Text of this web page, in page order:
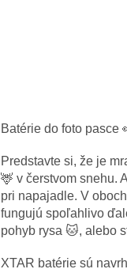
Batérie do foto pasce
Predstavte si, že je
🦌 v čerstvom snehu.
pri napajadle. V
fungujú spoľahlivo
pohyb rysa 🐱, alebo
XTAR batérie sú